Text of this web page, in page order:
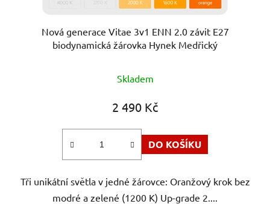
Nová generace Vitae 3v1 ENN 2.0 závit E27
biodynamická žárovka Hynek Medřický
hodnocení
produktu
5,0
hvězdiček.
Skladem
2 490 Kč
DO KOŠÍKU
Tři unikátní světla v jedné žárovce: Oranžový krok bez
modré a zelené (1200 K) Up-grade 2....